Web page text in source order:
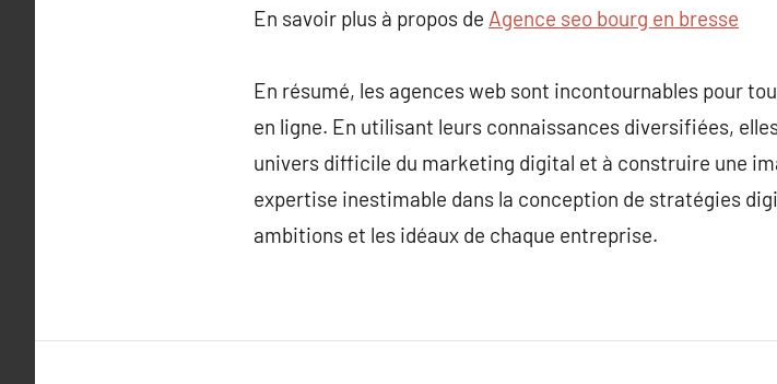
En savoir plus à propos de Agence seo bourg en bresse
En résumé, les agences web sont incontournables pour
en ligne. En utilisant leurs connaissances diversifiées,
univers difficile du marketing digital et à construire une
expertise inestimable dans la conception de stratégies
ambitions et les idéaux de chaque entreprise.